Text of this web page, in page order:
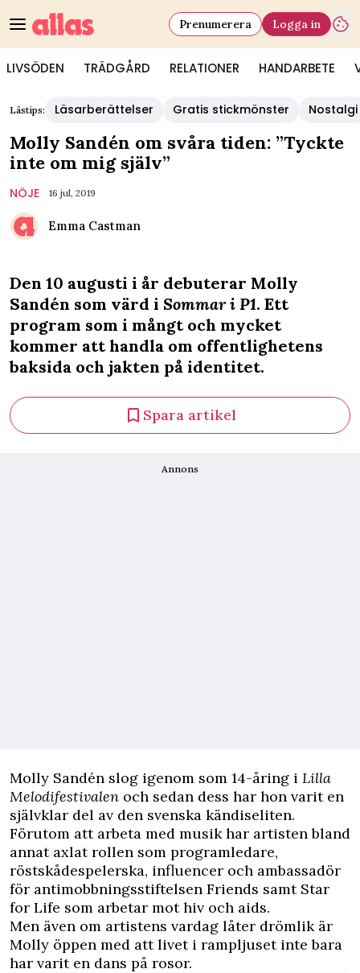
LIVSÖDEN TRÄDGÅRD RELATIONER HANDARBETE
Prenumerera Logga in
Lästips: Läsarberättelser Gratis stickmönster Nostalgi
Molly Sandén om svåra tiden: ”Tyckte
inte om mig själv”
NÖJE 16 jul, 2019
Emma Castman
Den 10 augusti i år debuterar Molly
Sandén som värd i Sommar i P1. Ett
program som i mångt och mycket
kommer att handla om offentlighetens
baksida och jakten på identitet.
Spara artikel
Annons
Molly Sandén slog igenom som 14-åring i Lilla
Melodifestivalen och sedan dess har hon varit en
självklar del av den svenska kändiseliten.
Förutom att arbeta med musik har artisten bland
annat axlat rollen som programledare,
röstskådespelerska, influencer och ambassadör
för antimobbningsstiftelsen Friends samt Star
for Life som arbetar mot hiv och aids.
Men även om artistens vardag låter drömlik är
Molly öppen med att livet i rampljuset inte bara
har varit en dans på rosor.